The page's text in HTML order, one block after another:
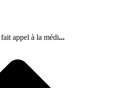
appel à la médi...